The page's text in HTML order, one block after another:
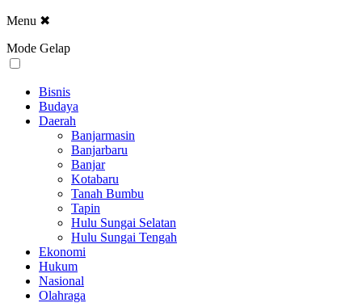
Menu ✖
Mode Gelap
Bisnis
Budaya
Daerah
Banjarmasin
Banjarbaru
Banjar
Kotabaru
Tanah Bumbu
Tapin
Hulu Sungai Selatan
Hulu Sungai Tengah
Ekonomi
Hukum
Nasional
Olahraga